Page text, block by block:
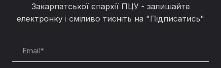
Закарпатської єпархії ПЦУ - залишайте
електронку і сміливо тисніть на "Підписатись"